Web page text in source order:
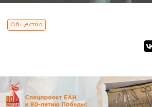
Общество